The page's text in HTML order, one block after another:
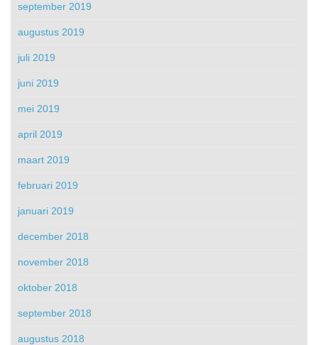
september 2019
augustus 2019
juli 2019
juni 2019
mei 2019
april 2019
maart 2019
februari 2019
januari 2019
december 2018
november 2018
oktober 2018
september 2018
augustus 2018